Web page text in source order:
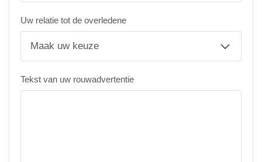
Uw relatie tot de overledene
Tekst van uw rouwadvertentie